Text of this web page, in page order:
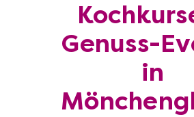
Genuss-
in